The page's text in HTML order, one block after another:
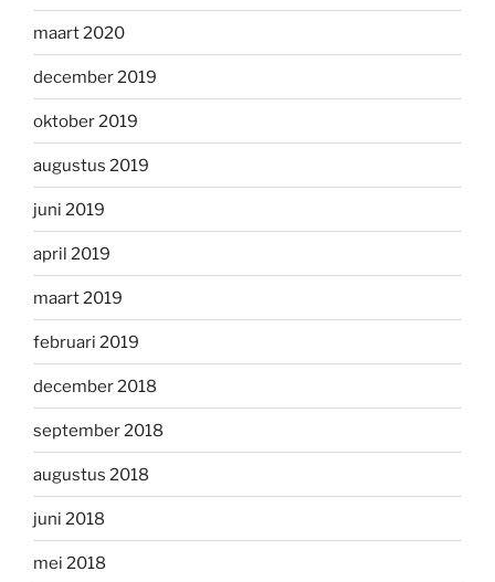
maart 2020
december 2019
oktober 2019
augustus 2019
juni 2019
april 2019
maart 2019
februari 2019
december 2018
september 2018
augustus 2018
juni 2018
mei 2018